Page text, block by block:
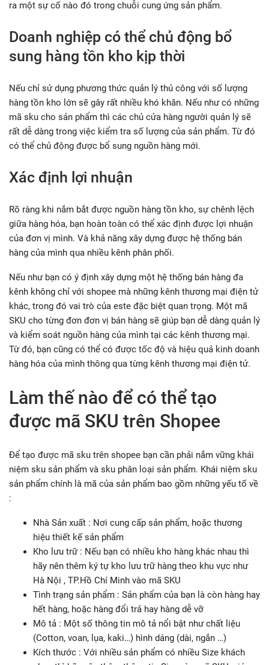
ra một sự cố nào đó trong chuỗi cung ứng sản phẩm.
Doanh nghiệp có thể chủ động bổ
sung hàng tồn kho kịp thời
Nếu chỉ sử dụng phương thức quản lý thủ công với số lượng
hàng tồn kho lớn sẽ gây rất nhiều khó khăn. Nếu như có những
mã sku cho sản phẩm thì các chủ cửa hàng người quản lý sẽ
rất dễ dàng trong việc kiểm tra số lượng của sản phẩm. Từ đó
có thể chủ động được bổ sung nguồn hàng mới.
Xác định lợi nhuận
Rõ ràng khi nắm bắt được nguồn hàng tồn kho, sự chênh lệch
giữa hàng hóa, bạn hoàn toàn có thể xác định được lợi nhuận
của đơn vị mình. Và khả năng xây dựng được hệ thống bán
hàng của mình qua nhiều kênh phân phối.
Nếu như bạn có ý định xây dựng một hệ thống bán hàng đa
kênh không chỉ với shopee mà những kênh thương mại điện tử
khác, trong đó vai trò của este đặc biệt quan trọng. Một mã
SKU cho từng đơn đơn vị bán hàng sẽ giúp bạn dễ dàng quản lý
và kiểm soát nguồn hàng của mình tại các kênh thương mại.
Từ đó, bạn cũng có thể có được tốc độ và hiệu quả kinh doanh
hàng hóa của mình thông qua từng kênh thương mại điện tử.
Làm thế nào để có thể tạo
được mã SKU trên Shopee
Để tạo được mã sku trên shopee bạn cần phải nắm vững khái
niệm sku sản phẩm và sku phân loại sản phẩm. Khái niệm sku
sản phẩm chính là mã của sản phẩm bao gồm những yếu tố về
:
Nhà Sản xuất : Nơi cung cấp sản phẩm, hoặc thương
hiệu thiết kế sản phẩm
Kho lưu trữ : Nếu bạn có nhiều kho hàng khác nhau thì
hãy nên thêm ký tự kho lưu trữ hàng theo khu vực như
Hà Nội , TP.Hồ Chí Minh vào mã SKU
Tình trạng sản phẩm : Sản phẩm của bạn là còn hàng hay
hết hàng, hoặc hàng đổi trả hay hàng dễ vỡ
Mô tả : Một số thông tin mô tả nổi bật như chất liệu
(Cotton, voan, lụa, kaki…) hình dáng (dài, ngắn …)
Kích thước : Với nhiều sản phẩm có nhiều Size khách